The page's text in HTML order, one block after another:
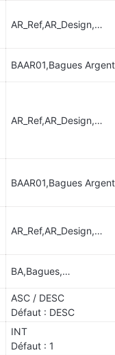
AR_Ref,AR_Design,…
BAAR01,Bagues
AR_Ref,AR_Design,…
BAAR01,Bagues
AR_Ref,AR_Design,…
BA,Bagues,…
ASC / DESC
Défaut : DESC
INT
Défaut : 1